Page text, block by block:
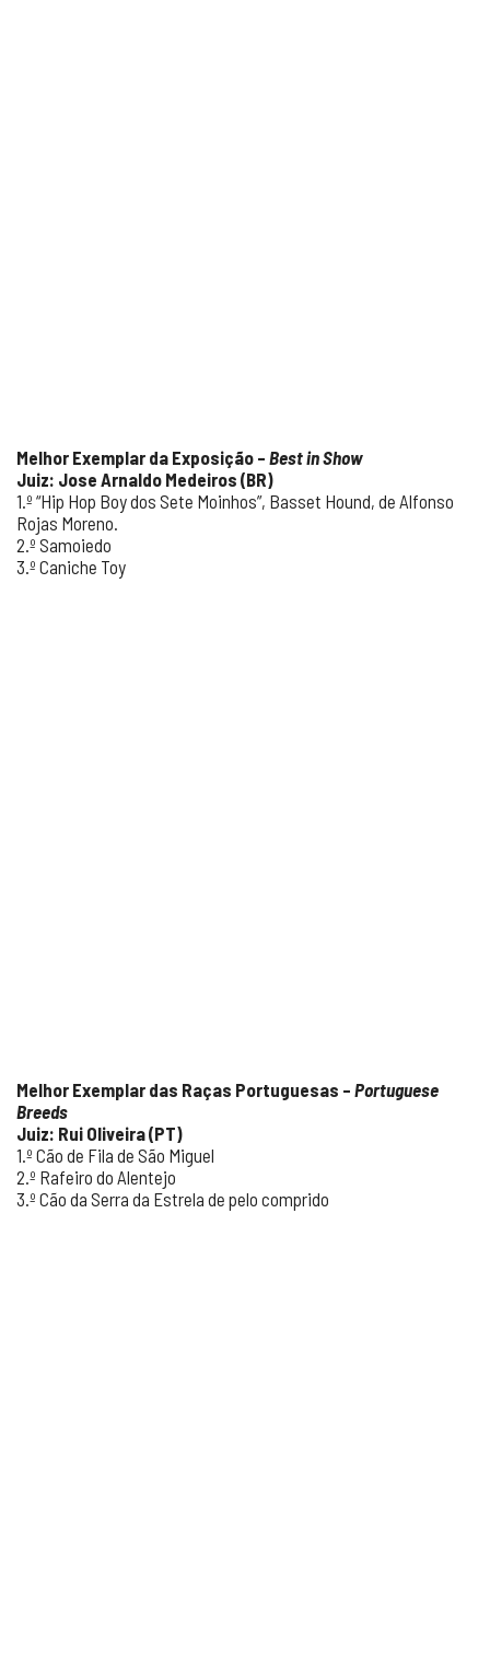
Melhor Exemplar da Exposição – Best in Show
Juiz: Jose Arnaldo Medeiros (BR)
1.º “Hip Hop Boy dos Sete Moinhos”, Basset Hound, de Alfonso
Rojas Moreno.
2.º Samoiedo
3.º Caniche Toy
Melhor Exemplar das Raças Portuguesas – Portuguese
Breeds
Juiz: Rui Oliveira (PT)
1.º Cão de Fila de São Miguel
2.º Rafeiro do Alentejo
3.º Cão da Serra da Estrela de pelo comprido